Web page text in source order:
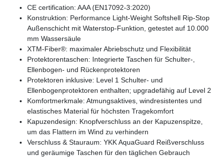
CE certification: AAA (EN17092-3:2020)
Konstruktion: Performance Light-Weight Softshell Rip-Stop
Außenschicht mit Waterstop-Funktion, getestet auf 10.000
mm Wassersäule
XTM-Fiber®: maximaler Abriebschutz und Flexibilität
Protektorentaschen: Integrierte Taschen für Schulter-,
Ellenbogen- und Rückenprotektoren
Protektoren inklusive: Level 1 Schulter- und
Ellenbogenprotektoren enthalten; upgradefähig auf Level 2
Komfortmerkmale: Atmungsaktives, windresistentes und
elastisches Material für höchsten Tragekomfort
Kapuzendesign: Knopfverschluss an der Kapuzenspitze,
um das Flattern im Wind zu verhindern
Verschluss & Stauraum: YKK AquaGuard Reißverschluss
und geräumige Taschen für den täglichen Gebrauch